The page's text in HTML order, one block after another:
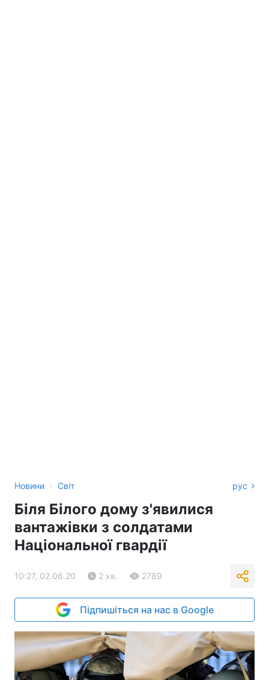
Новини › Світ рус
Біля Білого дому з'явилися
вантажівки з солдатами
Національної гвардії
10:27, 02.06.20 2 хв. 2789
Підпишіться на нас в Google